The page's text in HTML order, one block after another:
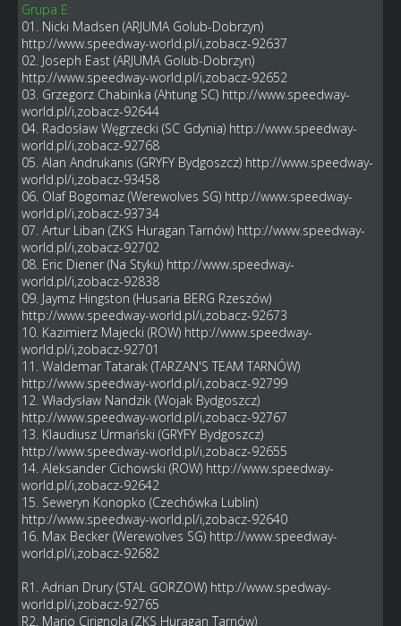
Grupa E:
01. Nicki Madsen (ARJUMA Golub-Dobrzyn)
http://www.speedway-world.pl/i,zobacz-92637
02. Joseph East (ARJUMA Golub-Dobrzyn)
http://www.speedway-world.pl/i,zobacz-92652
03. Grzegorz Chabinka (Ahtung SC) http://www.speedway-
world.pl/i,zobacz-92644
04. Radosław Węgrzecki (SC Gdynia) http://www.speedway-
world.pl/i,zobacz-92768
05. Alan Andrukanis (GRYFY Bydgoszcz) http://www.speedway-
world.pl/i,zobacz-93458
06. Olaf Bogomaz (Werewolves SG) http://www.speedway-
world.pl/i,zobacz-93734
07. Artur Liban (ZKS Huragan Tarnów) http://www.speedway-
world.pl/i,zobacz-92702
08. Eric Diener (Na Styku) http://www.speedway-
world.pl/i,zobacz-92838
09. Jaymz Hingston (Husaria BERG Rzeszów)
http://www.speedway-world.pl/i,zobacz-92673
10. Kazimierz Majecki (ROW) http://www.speedway-
world.pl/i,zobacz-92701
11. Waldemar Tatarak (TARZAN'S TEAM TARNÓW)
http://www.speedway-world.pl/i,zobacz-92799
12. Władysław Nandzik (Wojak Bydgoszcz)
http://www.speedway-world.pl/i,zobacz-92767
13. Klaudiusz Urmański (GRYFY Bydgoszcz)
http://www.speedway-world.pl/i,zobacz-92655
14. Aleksander Cichowski (ROW) http://www.speedway-
world.pl/i,zobacz-92642
15. Seweryn Konopko (Czechówka Lublin)
http://www.speedway-world.pl/i,zobacz-92640
16. Max Becker (Werewolves SG) http://www.speedway-
world.pl/i,zobacz-92682
R1. Adrian Drury (STAL GORZOW) http://www.spedway-
world.pl/i,zobacz-92765
R2. Mario Cirignola (ZKS Huragan Tarnów)